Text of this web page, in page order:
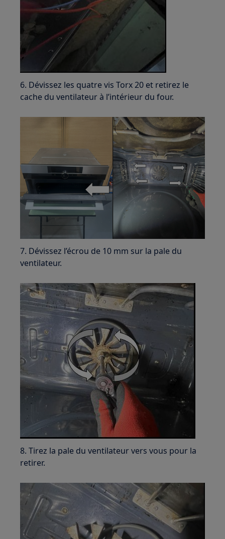
6. Dévissez les quatre vis Torx 20 et retirez le
cache du ventilateur à l’intérieur du four.
7. Dévissez l’écrou de 10 mm sur la pale du
ventilateur.
8. Tirez la pale du ventilateur vers vous pour la
retirer.